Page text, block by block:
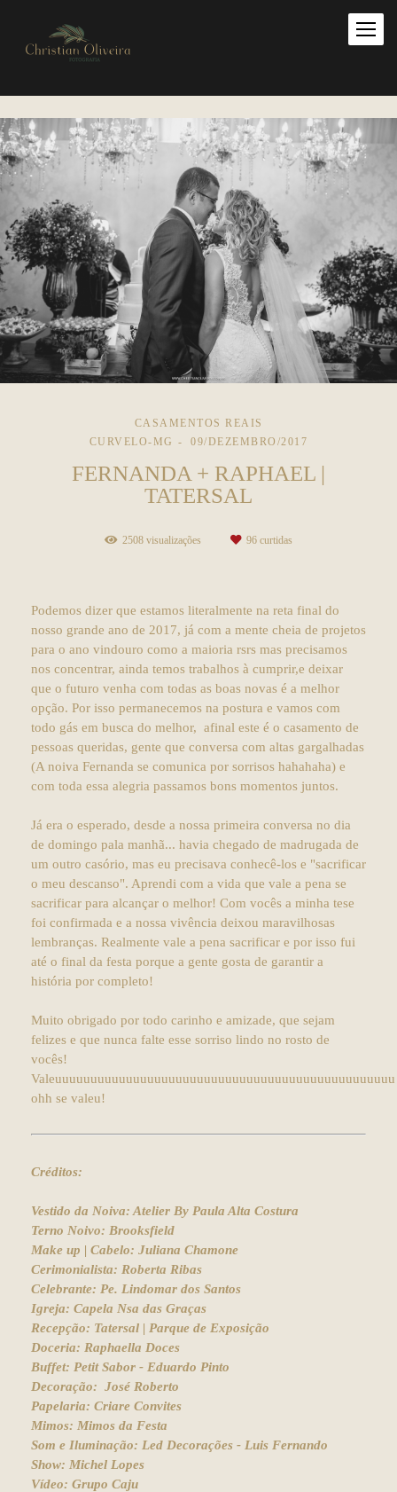
CASAMENTOS REAIS
CURVELO-MG
09/DEZEMBRO/2017
FERNANDA + RAPHAEL |
TATERSAL
2508 visualizações 96 curtidas
Podemos dizer que estamos literalmente na reta final do
nosso grande ano de 2017, já com a mente cheia de projetos
para o ano vindouro como a maioria rsrs mas precisamos
nos concentrar, ainda temos trabalhos à cumprir,e deixar
que o futuro venha com todas as boas novas é a melhor
opção. Por isso permanecemos na postura e vamos com
todo gás em busca do melhor, afinal este é o casamento de
pessoas queridas, gente que conversa com altas gargalhadas
(A noiva Fernanda se comunica por sorrisos hahahaha) e
com toda essa alegria passamos bons momentos juntos.
Já era o esperado, desde a nossa primeira conversa no dia
de domingo pala manhã... havia chegado de madrugada de
um outro casório, mas eu precisava conhecê-los e "sacrificar
o meu descanso". Aprendi com a vida que vale a pena se
sacrificar para alcançar o melhor! Com vocês a minha tese
foi confirmada e a nossa vivência deixou maravilhosas
lembranças. Realmente vale a pena sacrificar e por isso fui
até o final da festa porque a gente gosta de garantir a
história por completo!
Muito obrigado por todo carinho e amizade, que sejam
felizes e que nunca falte esse sorriso lindo no rosto de
vocês!
Valeuuuuuuuuuuuuuuuuuuuuuuuuuuuuuuuuuuuuuuuuuuuuuuuu
ohh se valeu!
Créditos:
Vestido da Noiva: Atelier By Paula Alta Costura
Terno Noivo: Brooksfield
Make up | Cabelo: Juliana Chamone
Cerimonialista: Roberta Ribas
Celebrante: Pe. Lindomar dos Santos
Igreja: Capela Nsa das Graças
Recepção: Tatersal | Parque de Exposição
Doceria: Raphaella Doces
Buffet: Petit Sabor - Eduardo Pinto
Decoração: José Roberto
Papelaria: Criare Convites
Mimos: Mimos da Festa
Som e Iluminação: Led Decorações - Luis Fernando
Show: Michel Lopes
Vídeo: Grupo Caju